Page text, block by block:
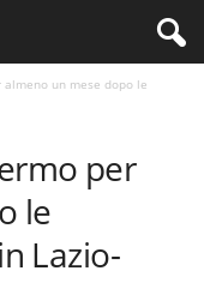
un mese dopo le
per
le
Lazio-